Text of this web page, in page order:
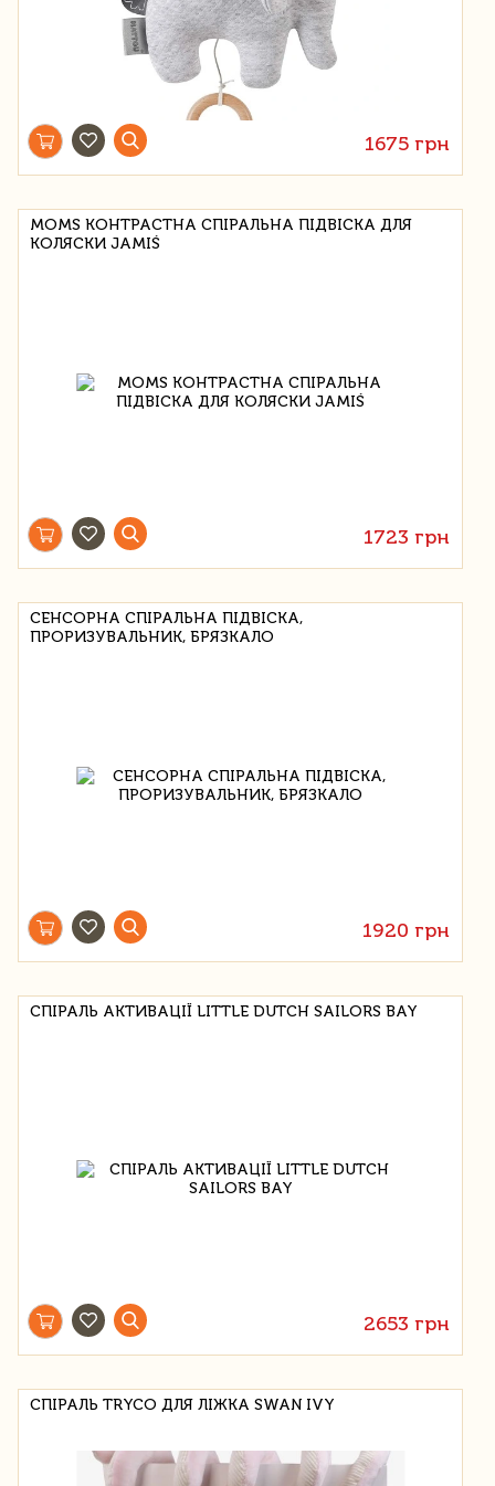
1675 грн
MOMS КОНТРАСТНА СПІРАЛЬНА ПІДВІСКА ДЛЯ
КОЛЯСКИ JAMIŚ
1723 грн
СЕНСОРНА СПІРАЛЬНА ПІДВІСКА,
ПРОРИЗУВАЛЬНИК, БРЯЗКАЛО
1920 грн
СПІРАЛЬ АКТИВАЦІЇ LITTLE DUTCH SAILORS BAY
2653 грн
СПІРАЛЬ TRYCO ДЛЯ ЛІЖКА SWAN IVY